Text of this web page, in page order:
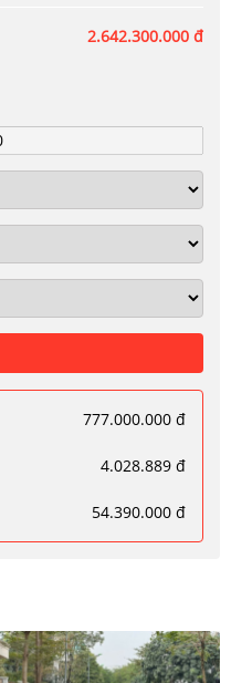
2.642.300.000 đ
777.000.000 đ
4.028.889 đ
54.390.000 đ